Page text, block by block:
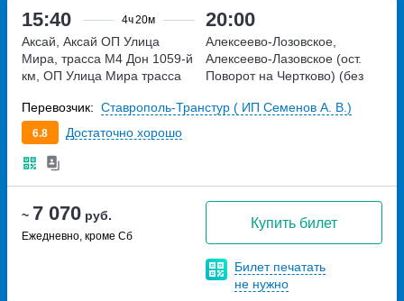
15:40 4ч20м 20:00
~ 7 070 руб.
Ежедневно, кроме Сб
Купить билет
Билет печатать
не нужно
Аксай, Аксай ОП Улица
Мира, трасса М4 Дон 1059-й
км, ОП Улица Мира трасса
Мира
Алексеево-Лозовское,
Алексеево-Лазовское (ост.
Поворот на Чертково) (без
6.8 Достаточно хорошо
Перевозчик: Ставрополь-Транстур ( ИП Семенов А. В.)